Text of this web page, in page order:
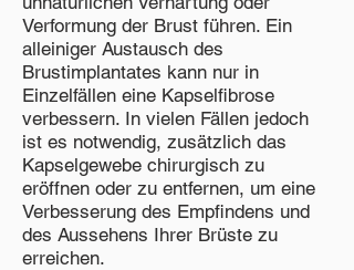
Verformung der Brust führen. Ein
alleiniger Austausch des
Brustimplantates kann nur in
Einzelfällen eine Kapselfibrose
verbessern. In vielen Fällen jedoch
ist es notwendig, zusätzlich das
Kapselgewebe chirurgisch zu
eröffnen oder zu entfernen, um eine
Verbesserung des Empfindens und
des Aussehens Ihrer Brüste zu
erreichen.